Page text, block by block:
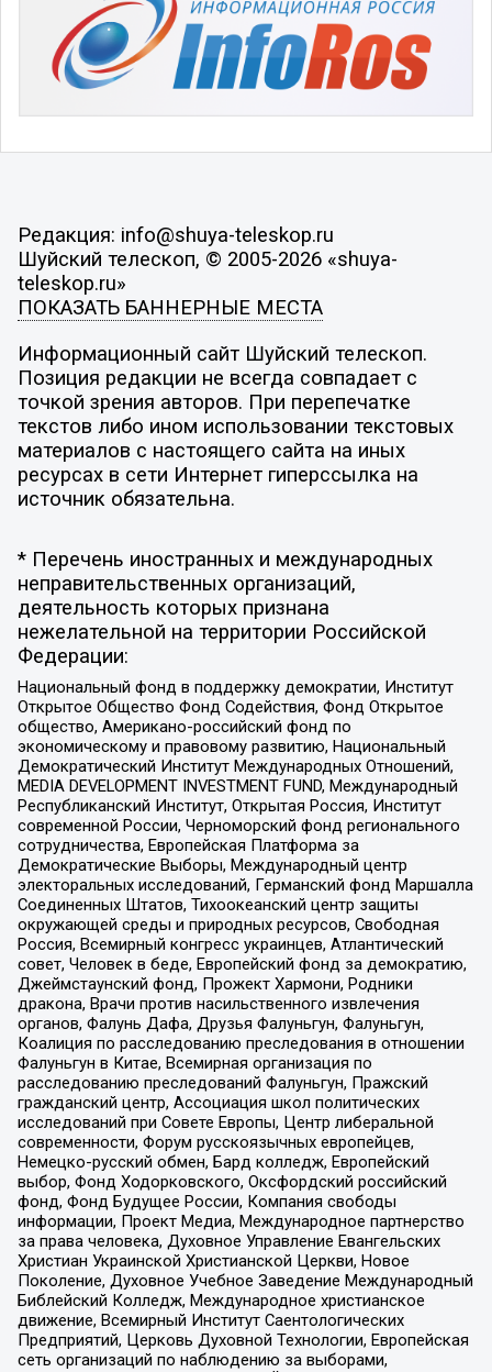
Редакция: info@shuya-teleskop.ru
Шуйский телескоп, © 2005-2026 «shuya-
teleskop.ru»
ПОКАЗАТЬ БАННЕРНЫЕ МЕСТА
Информационный сайт Шуйский телескоп.
Позиция редакции не всегда совпадает с
точкой зрения авторов. При перепечатке
текстов либо ином использовании текстовых
материалов с настоящего сайта на иных
ресурсах в сети Интернет гиперссылка на
источник обязательна.
* Перечень иностранных и международных
неправительственных организаций,
деятельность которых признана
нежелательной на территории Российской
Федерации:
Национальный фонд в поддержку демократии, Институт
Открытое Общество Фонд Содействия, Фонд Открытое
общество, Американо-российский фонд по
экономическому и правовому развитию, Национальный
Демократический Институт Международных Отношений,
MEDIA DEVELOPMENT INVESTMENT FUND, Международный
Республиканский Институт, Открытая Россия, Институт
современной России, Черноморский фонд регионального
сотрудничества, Европейская Платформа за
Демократические Выборы, Международный центр
электоральных исследований, Германский фонд Маршалла
Соединенных Штатов, Тихоокеанский центр защиты
окружающей среды и природных ресурсов, Свободная
Россия, Всемирный конгресс украинцев, Атлантический
совет, Человек в беде, Европейский фонд за демократию,
Джеймстаунский фонд, Прожект Хармони, Родники
дракона, Врачи против насильственного извлечения
органов, Фалунь Дафа, Друзья Фалуньгун, Фалуньгун,
Коалиция по расследованию преследования в отношении
Фалуньгун в Китае, Всемирная организация по
расследованию преследований Фалуньгун, Пражский
гражданский центр, Ассоциация школ политических
исследований при Совете Европы, Центр либеральной
современности, Форум русскоязычных европейцев,
Немецко-русский обмен, Бард колледж, Европейский
выбор, Фонд Ходорковского, Оксфордский российский
фонд, Фонд Будущее России, Компания свободы
информации, Проект Медиа, Международное партнерство
за права человека, Духовное Управление Евангельских
Христиан Украинской Христианской Церкви, Новое
Поколение, Духовное Учебное Заведение Международный
Библейский Колледж, Международное христианское
движение, Всемирный Институт Саентологических
Предприятий, Церковь Духовной Технологии, Европейская
сеть организаций по наблюдению за выборами,